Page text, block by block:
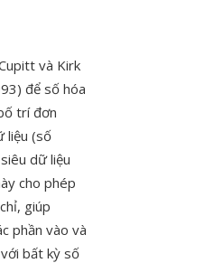
và Kirk
để số hóa
trí đơn
liệu (số
dữ liệu
cho phép
giúp
phần vào và
bất kỳ số